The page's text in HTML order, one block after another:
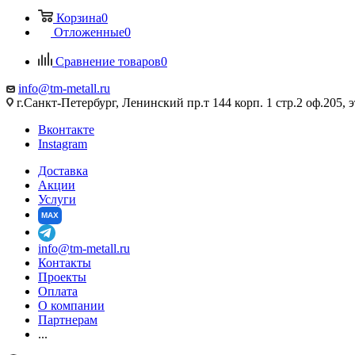
Корзина0
Отложенные0
Сравнение товаров0
info@tm-metall.ru
г.Санкт-Петербург, Ленинский пр.т 144 корп. 1 стр.2 оф.205,
Вконтакте
Instagram
Доставка
Акции
Услуги
MAX
info@tm-metall.ru
Контакты
Проекты
Оплата
О компании
Партнерам
...